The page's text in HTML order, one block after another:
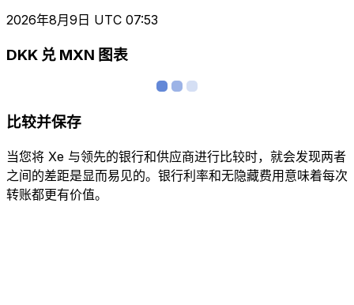
2026年8月9日 UTC 07:53
DKK 兑 MXN 图表
比较并保存
当您将 Xe 与领先的银行和供应商进行比较时，就会发现两者
之间的差距是显而易见的。银行利率和无隐藏费用意味着每次
转账都更有价值。